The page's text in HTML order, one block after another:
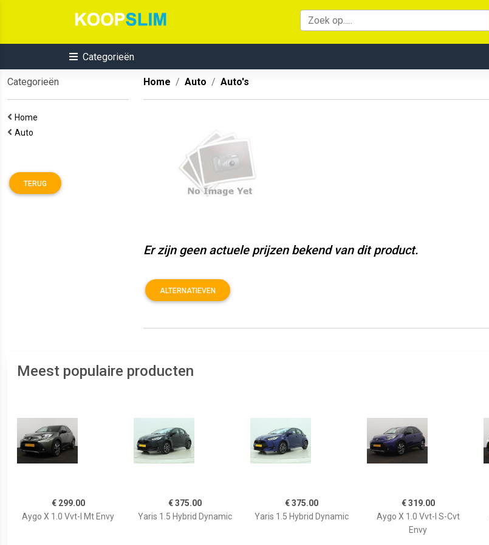
Categorieën
Categorieën
Home
Auto
TERUG
Home Auto Auto's
Er zijn geen actuele prijzen bekend van dit product.
ALTERNATIEVEN
Meest populaire producten
€ 299.00
Aygo X 1.0 Vvt-I Mt Envy
€ 375.00
Yaris 1.5 Hybrid Dynamic
€ 375.00
Yaris 1.5 Hybrid Dynamic
€ 319.00
Aygo X 1.0 Vvt-I S-Cvt
Envy